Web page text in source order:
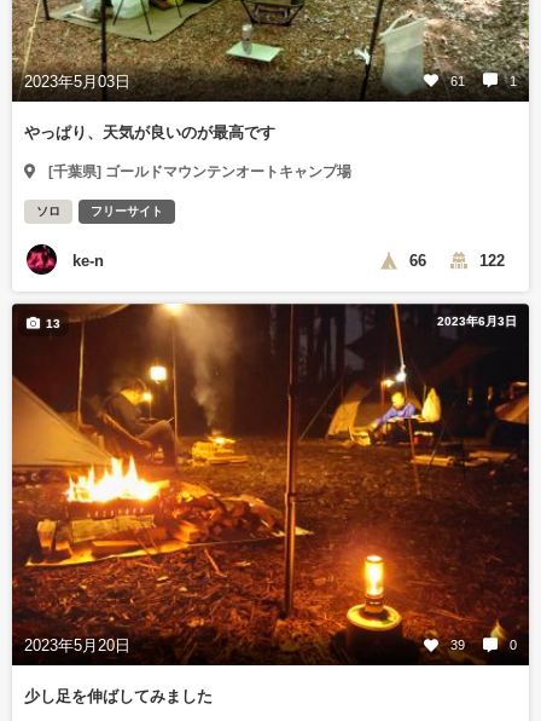
2023年5月03日 61 1
やっぱり、天気が良いのが最高です
[千葉県] ゴールドマウンテンオートキャンプ場
ソロ フリーサイト
ke-n 66 122
2023年6月3日
2023年5月20日 39 0
13
少し足を伸ばしてみました